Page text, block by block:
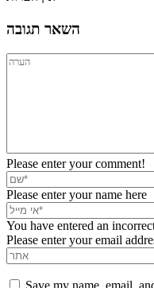
השאר תגובה
Please enter your comment!
Please enter your name here
You have entered an
Please enter your email
Save my name, email,